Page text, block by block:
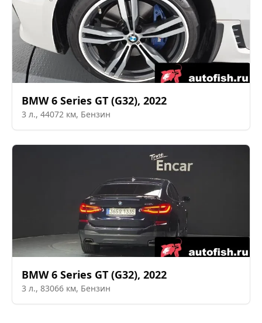
BMW 6 Series GT (G32), 2022
3 л., 44072 км, Бензин
BMW 6 Series GT (G32), 2022
3 л., 83066 км, Бензин